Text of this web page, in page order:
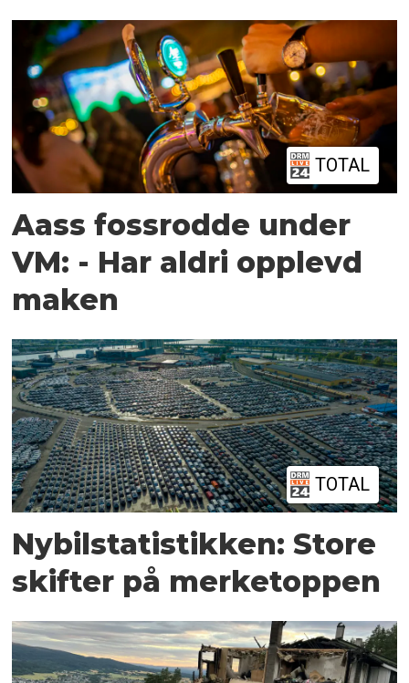
TOTAL
Aass fossrodde under
VM: - Har aldri opplevd
maken
TOTAL
Nybilstatistikken: Store
skifter på merketoppen